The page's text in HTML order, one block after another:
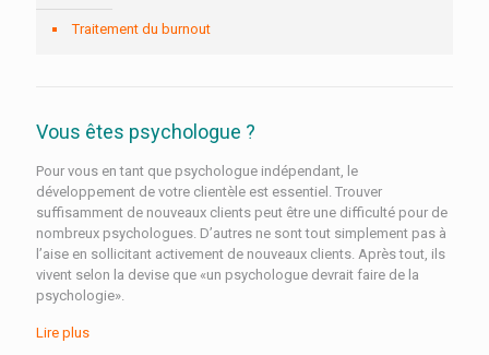
Traitement du burnout
Vous êtes psychologue ?
Pour vous en tant que psychologue indépendant, le
développement de votre clientèle est essentiel. Trouver
suffisamment de nouveaux clients peut être une difficulté pour de
nombreux psychologues. D’autres ne sont tout simplement pas à
l’aise en sollicitant activement de nouveaux clients. Après tout, ils
vivent selon la devise que «un psychologue devrait faire de la
psychologie».
Lire plus